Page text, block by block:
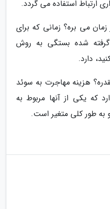
ارتباط استفاده می گردد.
می بره؟ زمانی که برای
شده بستگی به روش
دارد.
هزینه مهاجرت به سوئد
که یکی از آنها مربوط به
طور کلی متغیر است.